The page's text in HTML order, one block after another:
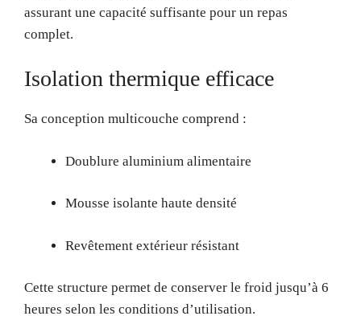
assurant une capacité suffisante pour un repas
complet.
Isolation thermique efficace
Sa conception multicouche comprend :
Doublure aluminium alimentaire
Mousse isolante haute densité
Revêtement extérieur résistant
Cette structure permet de conserver le froid jusqu’à 6
heures selon les conditions d’utilisation.